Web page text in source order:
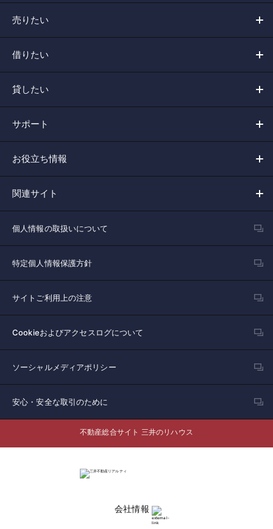
売りたい
借りたい
貸したい
サポート
お役立ち情報
関連サイト
個人情報の取扱いについて
特定個人情報保護方針
サイトご利用上の注意
Cookieおよびアクセスログについて
ソーシャルメディアポリシー
安心・安全な取引のために
不動産総合サイト 三井のリハウス
会社情報